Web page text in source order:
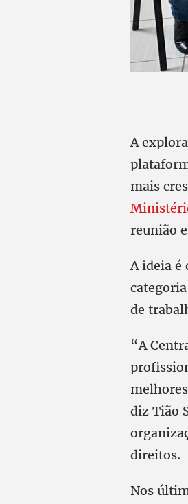
A
mais
reunião
A ideia é
de
“A
diz Tião
direitos.
Nos